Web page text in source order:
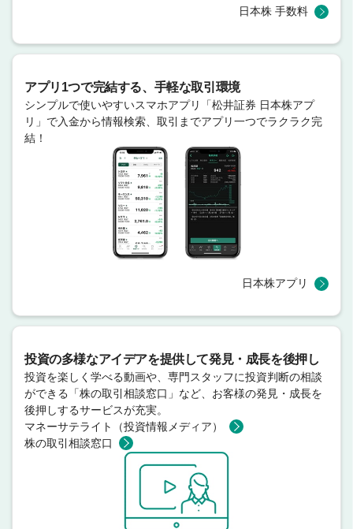
日本株 手数料
アプリ1つで完結する、手軽な取引環境
シンプルで使いやすいスマホアプリ「松井証券 日本株アプ
リ」で入金から情報検索、取引までアプリ一つでラクラク完
結！
日本株アプリ
投資の多様なアイデアを提供して発見・成長を後押し
投資を楽しく学べる動画や、専門スタッフに投資判断の相談
ができる「株の取引相談窓口」など、お客様の発見・成長を
後押しするサービスが充実。
マネーサテライト（投資情報メディア）
株の取引相談窓口